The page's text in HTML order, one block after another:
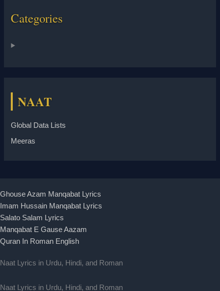
Categories
NAAT
Global Data Lists
Meeras
Ghouse Azam Manqabat Lyrics
Imam Hussain Manqabat Lyrics
Salato Salam Lyrics
Manqabat E Gause Aazam
Quran In Roman English
Naat Lyrics in Urdu, Hindi, and Roman
Naat Lyrics in Urdu, Hindi, and Roman